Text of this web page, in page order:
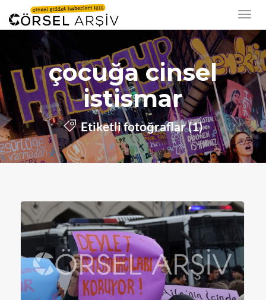
çocuğa cinsel
istismar
Etiketli fotoğraflar (1)